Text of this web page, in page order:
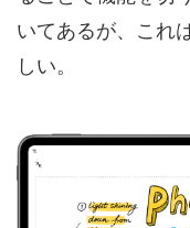
いてあるが、これ
しい。